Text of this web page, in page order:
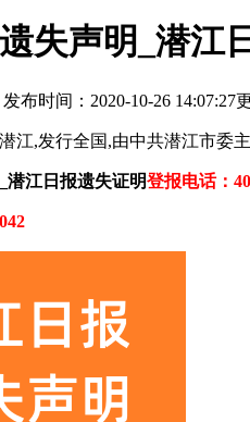
失声明_潜江
发布时间：2020-10-26 14:07:27
江,发行全国,由中共潜江市委
潜江日报遗失证明登报电话：